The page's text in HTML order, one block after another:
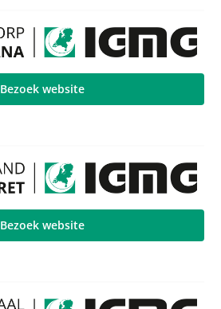
Bezoek website
Bezoek website